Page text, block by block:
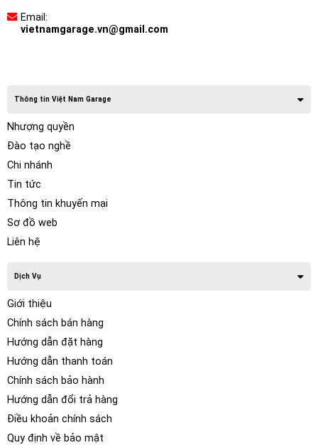
Email:
vietnamgarage.vn@gmail.com
Thông tin Việt Nam Garage
Nhượng quyền
Đào tạo nghề
Chi nhánh
Tin tức
Thông tin khuyến mại
Sơ đồ web
Liên hệ
Dịch Vụ
Giới thiệu
Chính sách bán hàng
Hướng dẫn đặt hàng
Hướng dẫn thanh toán
Chính sách bảo hành
Hướng dẫn đổi trả hàng
Điều khoản chính sách
Quy định về bảo mật